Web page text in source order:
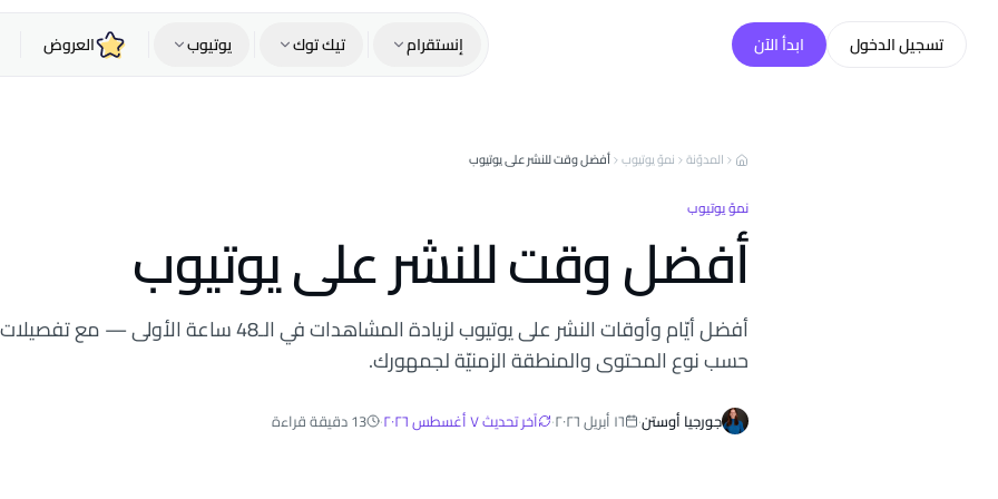
إنستقرام تيك توك يوتيوب العروض تسجيل الدخول ابدأ الآن
المدوّنة نموّ يوتيوب أفضل وقت للنشر على يوتيوب
نموّ يوتيوب
أفضل وقت للنشر على يوتيوب
أفضل أيّام وأوقات النشر على يوتيوب لزيادة المشاهدات في الـ48 ساعة الأولى — مع تفصيلات
حسب نوع المحتوى والمنطقة الزمنيّة لجمهورك.
جورجيا أوستن· ١٦ أبريل ٢٠٢٦ · آخر تحديث٧ أغسطس ٢٠٢٦ · 13 دقيقة قراءة